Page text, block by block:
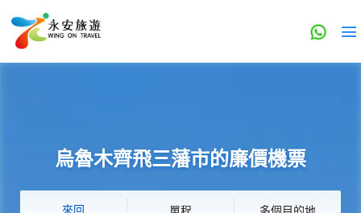
烏魯木齊飛三藩市的廉價機票
來回 單程 多個目的地